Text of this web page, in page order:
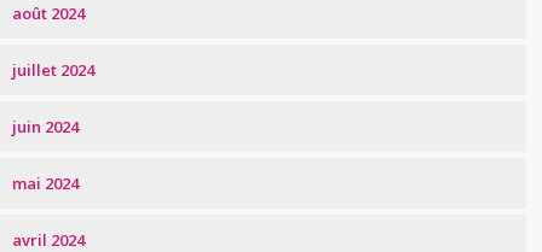
août 2024
juillet 2024
juin 2024
mai 2024
avril 2024